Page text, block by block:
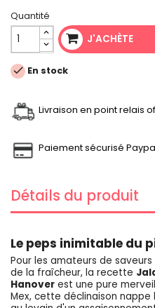
Quantité
J'ACHÈTE
 En stock
Livraison en point relais
Paiement sécurisé
Détails du produit
Le peps inimitable du
Pour les amateurs de
de la fraîcheur, la recette
Hanover est une pure
Mex, cette déclinaison